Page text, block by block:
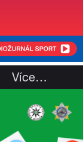
Více…